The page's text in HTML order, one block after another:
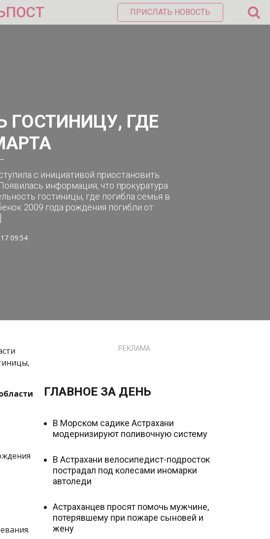
ПРИСЛАТЬ НОВОСТЬ
ГОСТИНИЦУ, ГДЕ
с инициативой приостановить
информация, что прокуратура
гостиницы, где погибла семья в
2009 года рождения погибли от
09:54
РЕКЛАМА
ГЛАВНОЕ ЗА ДЕНЬ
В Морском садике Астрахани
модернизируют поливочную систему
В Астрахани велосипедист-подросток
пострадал под колесами иномарки
автоледи
Астраханцев просят помочь мужчине,
потерявшему при пожаре сыновей и
жену